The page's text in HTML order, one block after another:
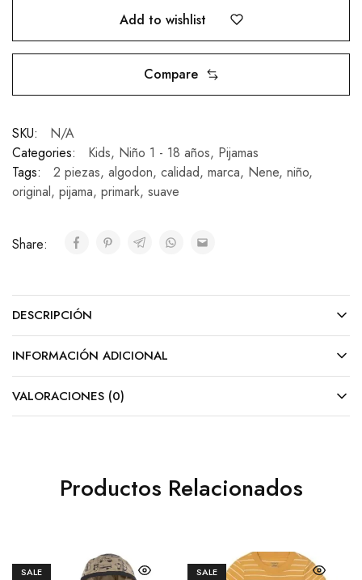
Add to wishlist
Compare
SKU:
N/A
Categories:
Kids, Niño 1 - 18 años, Pijamas
Tags:
2 piezas, algodon, calidad, marca, Nene, niño,
original, pijama, primark, suave
Share:
DESCRIPCIÓN
INFORMACIÓN ADICIONAL
VALORACIONES (0)
Productos Relacionados
SALE SALE